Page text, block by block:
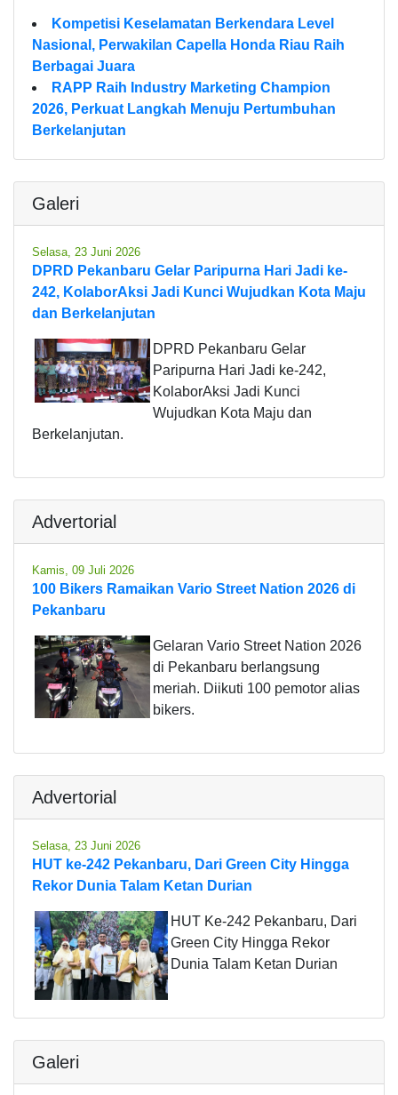
Kompetisi Keselamatan Berkendara Level
Nasional, Perwakilan Capella Honda Riau Raih
Berbagai Juara
RAPP Raih Industry Marketing Champion
2026, Perkuat Langkah Menuju Pertumbuhan
Berkelanjutan
Galeri
Selasa, 23 Juni 2026
DPRD Pekanbaru Gelar Paripurna Hari Jadi ke-
242, KolaborAksi Jadi Kunci Wujudkan Kota Maju
dan Berkelanjutan
DPRD Pekanbaru Gelar
Paripurna Hari Jadi ke-242,
KolaborAksi Jadi Kunci
Wujudkan Kota Maju dan
Berkelanjutan.
Advertorial
Kamis, 09 Juli 2026
100 Bikers Ramaikan Vario Street Nation 2026 di
Pekanbaru
Gelaran Vario Street Nation 2026
di Pekanbaru berlangsung
meriah. Diikuti 100 pemotor alias
bikers.
Advertorial
Selasa, 23 Juni 2026
HUT ke-242 Pekanbaru, Dari Green City Hingga
Rekor Dunia Talam Ketan Durian
HUT Ke-242 Pekanbaru, Dari
Green City Hingga Rekor
Dunia Talam Ketan Durian
Galeri